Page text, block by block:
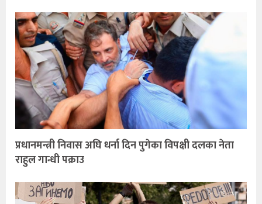
प्रधानमन्त्री निवास अघि धर्ना दिन पुगेका विपक्षी दलका नेता
राहुल गान्धी पक्राउ